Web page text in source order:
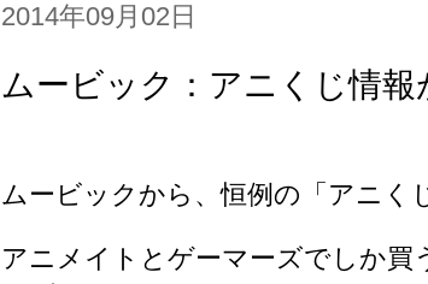
2014年09月02日
ムービック：アニくじ情報
ムービックから、恒例の「アニく
アニメイトとゲーマーズでしか買